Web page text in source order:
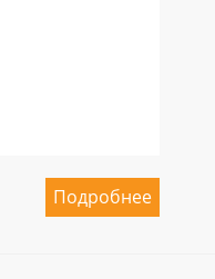
Подробнее